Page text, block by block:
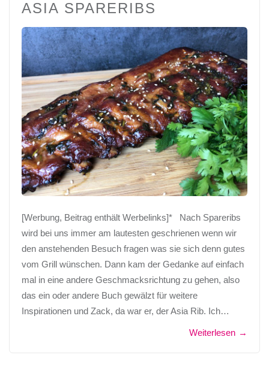
ASIA SPARERIBS
[Werbung, Beitrag enthält Werbelinks]* Nach Spareribs
wird bei uns immer am lautesten geschrienen wenn wir
den anstehenden Besuch fragen was sie sich denn gutes
vom Grill wünschen. Dann kam der Gedanke auf einfach
mal in eine andere Geschmacksrichtung zu gehen, also
das ein oder andere Buch gewälzt für weitere
Inspirationen und Zack, da war er, der Asia Rib. Ich…
Weiterlesen →